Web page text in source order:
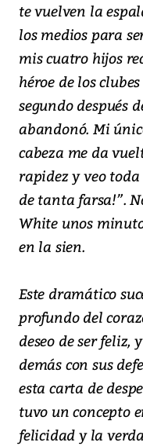
te vuelven la
los medios para
mis cuatro hijos
héroe de los
segundo después
abandonó. Mi
cabeza me da
rapidez y veo
de tanta farsa!”.
White unos
en la sien.
Este dramático
profundo del
deseo de ser feliz,
demás con sus
esta carta de
tuvo un concepto
felicidad y la